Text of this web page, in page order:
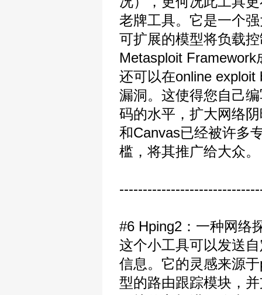
老牌工具。它是一个
可扩展的模型将负载
Metasploit
还可以在online
漏洞。这使得您自己
码的水平，扩大网络
和Canvas已经被许多
槛，将其推广给大众。
#6 Hping2：一种网络
这个小工具可以发送
信息。它的灵感来源
型的路由跟踪模块，